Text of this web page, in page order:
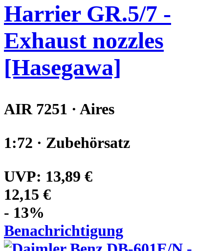
Harrier GR.5/7 -
Exhaust nozzles
[Hasegawa]
AIR 7251 · Aires
1:72 · Zubehörsatz
UVP: 13,89 €
12,15 €
- 13%
Benachrichtigung